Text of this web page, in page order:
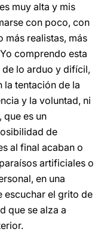
muy alta y mis
con poco, con
más realistas, más
comprendo esta
de lo arduo y difícil,
la tentación de la
y la voluntad, ni
es un
de
al final acaban o
artificiales o
en una
escuchar el grito de
que se alza a